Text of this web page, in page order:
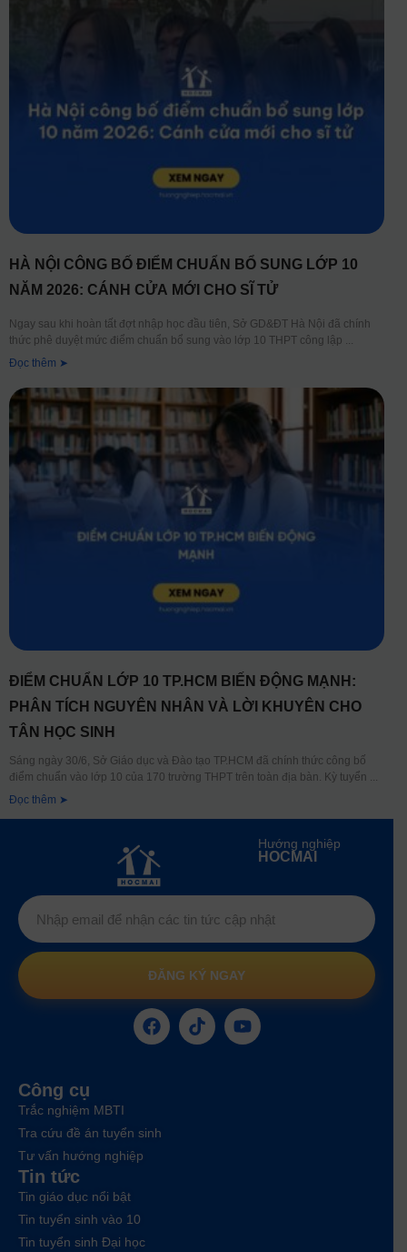
HÀ NỘI CÔNG BỐ ĐIỂM CHUẨN BỔ SUNG LỚP 10
NĂM 2026: CÁNH CỬA MỚI CHO SĨ TỬ
Ngay sau khi hoàn tất đợt nhập học đầu tiên, Sở GD&ĐT Hà Nội đã chính
thức phê duyệt mức điểm chuẩn bổ sung vào lớp 10 THPT công lập
Đọc thêm ➤
ĐIỂM CHUẨN LỚP 10 TP.HCM BIẾN ĐỘNG MẠNH:
PHÂN TÍCH NGUYÊN NHÂN VÀ LỜI KHUYÊN CHO
TÂN HỌC SINH
Sáng ngày 30/6, Sở Giáo dục và Đào tạo TP.HCM đã chính thức công bố
điểm chuẩn vào lớp 10 của 170 trường THPT trên toàn địa bàn. Kỳ tuyển
Đọc thêm ➤
Hướng nghiệp
HOCMAI
ĐĂNG KÝ NGAY
Công cụ
Trắc nghiệm MBTI
Tra cứu đề án tuyển sinh
Tư vấn hướng nghiệp
Tin tức
Tin giáo dục nổi bật
Tin tuyển sinh vào 10
Tin tuyển sinh Đại học